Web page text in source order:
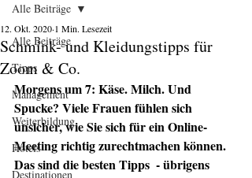
Alle Beiträge
Tipps
Management
Weiterbildung
Hotels
Destinationen
Alle Beiträge
Schmink- und Kleidungstipps für
Zoom & Co.
12. Okt. 2020 1 Min. Lesezeit
Morgens um 7: Käse. Milch. Und
Spucke? Viele Frauen fühlen sich
unsicher, wie Sie sich für ein Online-
Meeting richtig zurechtmachen können.
Das sind die besten Tipps  - übrigens